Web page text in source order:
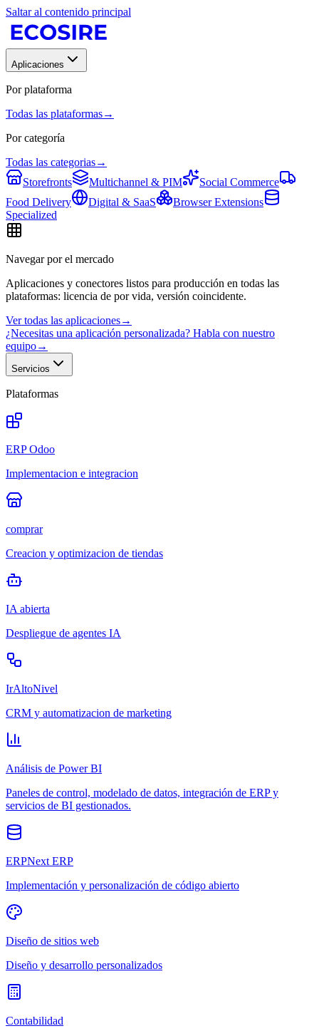
Saltar al contenido principal
Aplicaciones
Por plataforma
Todas las plataformas→
Por categoría
Todas las categorias→
Storefronts
Multichannel & PIM
Social Commerce
Food Delivery
Digital & SaaS
Browser Extensions
Specialized
Navegar por el mercado
Aplicaciones y conectores listos para producción en todas las
plataformas: licencia de por vida, versión coincidente.
Ver todas las aplicaciones→
¿Necesitas una aplicación personalizada? Habla con nuestro
equipo→
Servicios
Plataformas
ERP Odoo
Implementacion e integracion
comprar
Creacion y optimizacion de tiendas
IA abierta
Despliegue de agentes IA
IrAltoNivel
CRM y automatizacion de marketing
Análisis de Power BI
Paneles de control, modelado de datos, integración de ERP y
servicios de BI gestionados.
ERPNext ERP
Implementación y personalización de código abierto
Diseño de sitios web
Diseño y desarrollo personalizados
Contabilidad